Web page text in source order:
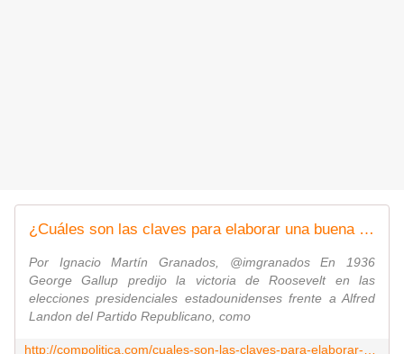
¿Cuáles son las claves para elaborar una buena encuesta?
Por Ignacio Martín Granados, @imgranados En 1936
George Gallup predijo la victoria de Roosevelt en las
elecciones presidenciales estadounidenses frente a Alfred
Landon del Partido Republicano, como